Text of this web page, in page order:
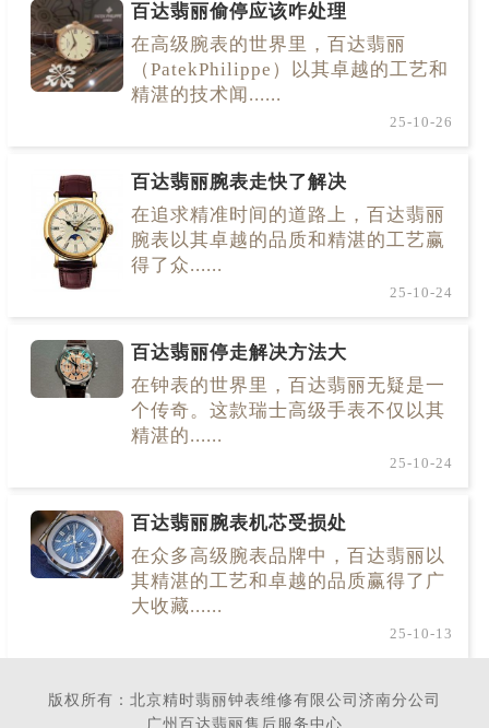
百达翡丽偷停应该咋处理
在高级腕表的世界里，百达翡丽
（PatekPhilippe）以其卓越的工艺和
精湛的技术闻......
25-10-26
百达翡丽腕表走快了解决
在追求精准时间的道路上，百达翡丽
腕表以其卓越的品质和精湛的工艺赢
得了众......
25-10-24
百达翡丽停走解决方法大
在钟表的世界里，百达翡丽无疑是一
个传奇。这款瑞士高级手表不仅以其
精湛的......
25-10-24
百达翡丽腕表机芯受损处
在众多高级腕表品牌中，百达翡丽以
其精湛的工艺和卓越的品质赢得了广
大收藏......
25-10-13
版权所有：北京精时翡丽钟表维修有限公司济南分公司
广州百达翡丽售后服务中心